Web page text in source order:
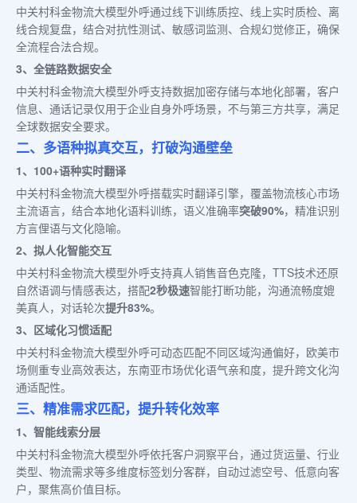
中关村科金物流大模型外呼通过线下训练质控、线上实时质检、离
线合规复盘，结合对抗性测试、敏感词监测、合规幻觉修正，确保
全流程合法合规。
3、全链路数据安全
中关村科金物流大模型外呼支持数据加密存储与本地化部署，客户
信息、通话记录仅用于企业自身外呼场景，不与第三方共享，满足
全球数据安全要求。
二、多语种拟真交互，打破沟通壁垒
1、100+语种实时翻译
中关村科金物流大模型外呼搭载实时翻译引擎，覆盖物流核心市场
主流语言，结合本地化语料训练，语义准确率突破90%，精准识别
方言俚语与文化隐喻。
2、拟人化智能交互
中关村科金物流大模型外呼支持真人销售音色克隆，TTS技术还原
自然语调与情感表达，搭配2秒极速智能打断功能，沟通流畅度媲
美真人，对话轮次提升83%。
3、区域化习惯适配
中关村科金物流大模型外呼可动态匹配不同区域沟通偏好，欧美市
场侧重专业高效表达，东南亚市场优化语气亲和度，提升跨文化沟
通适配性。
三、精准需求匹配，提升转化效率
1、智能线索分层
中关村科金物流大模型外呼依托客户洞察平台，通过货运量、行业
类型、物流需求等多维度标签划分客群，自动过滤空号、低意向客
户，聚焦高价值目标。